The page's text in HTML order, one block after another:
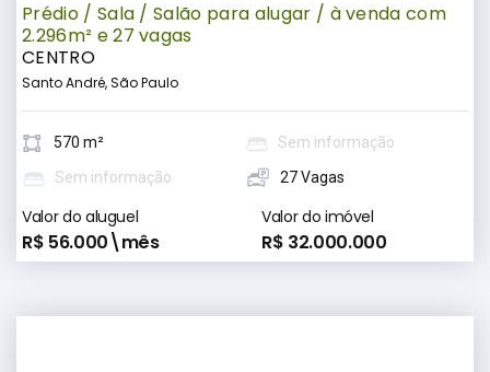
Prédio / Sala / Salão para alugar / à venda com
2.296m² e 27 vagas
CENTRO
Santo André, São Paulo
570 m²
Sem informação
Sem informação
27 Vagas
Valor do aluguel
R$ 56.000\mês
Valor do imóvel
R$ 32.000.000